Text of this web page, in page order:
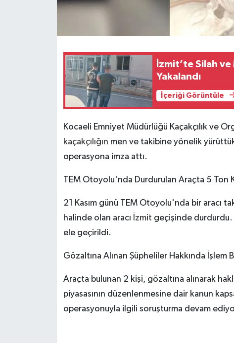
İzmit’te Silah
Yakalandı
İçeriği Görüntüle
Kocaeli Emniyet Müdürlüğü Kaçakçılık ve
kaçakçılığın men ve takibine yönelik
operasyona imza attı.
TEM Otoyolu'nda Durdurulan Araçta 5 Ton
21 Kasım günü TEM Otoyolu'nda bir aracı
halinde olan aracı İzmit geçişinde durdurdu.
ele geçirildi.
Gözaltına Alınan Şüpheliler Hakkında İşlem
Araçta bulunan 2 kişi, gözaltına alınarak
piyasasının düzenlenmesine dair kanun
operasyonuyla ilgili soruşturma devam